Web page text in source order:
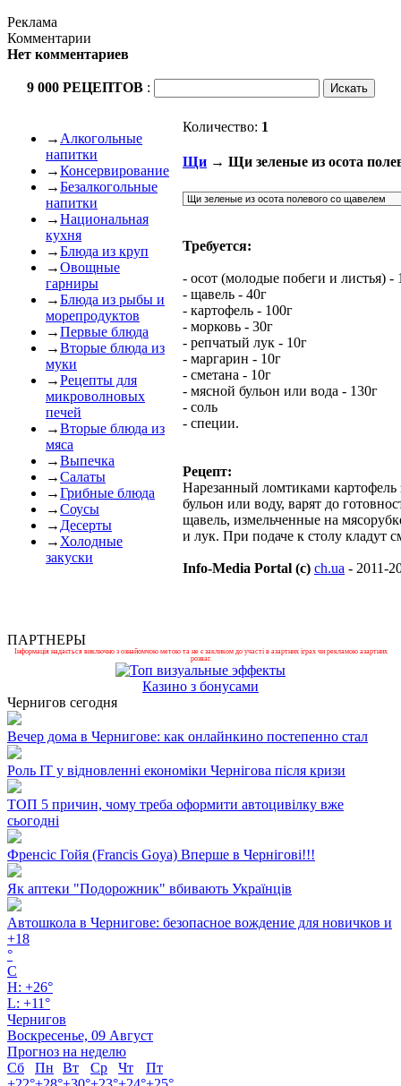
Реклама
Комментарии
Нет комментариев
9 000 РЕЦЕПТОВ :
→ Алкогольные
напитки
→Консервирование
→Безалкогольные
напитки
→Национальная
кухня
→Блюда из круп
→Овощные
гарниры
→Блюда из рыбы и
морепродуктов
→Первые блюда
→Вторые блюда из
муки
→Рецепты для
микроволновых
печей
→Вторые блюда из
мяса
→Выпечка
→Салаты
→Грибные блюда
→Соусы
→ Десерты
→ Холодные
закуски
Количество: 1
Щи → Щи зеленые из осота
Требуется:
- осот (молодые побеги и листья) -
- щавель - 40г
- картофель - 100г
- морковь - 30г
- репчатый лук - 10г
- маргарин - 10г
- сметана - 10г
- мясной бульон или вода - 130г
- соль
- специи.
Рецепт:
Нарезанный ломтиками
бульон или воду, варят до
щавель, измельченные на
и лук. При подаче к столу кладут
Info-Media Portal (c) ch.ua - 2011-
ПАРТНЕРЫ
Інформація надається виключно з ознайомчою метою та не є закликом до участі в азартних іграх чи рекламою азартних
розваг.
Казино з бонусами
Чернигов сегодня
Вечер дома в Чернигове: как онлайнкино постепенно стал
Роль ІТ у відновленні економіки Чернігова після кризи
ТОП 5 причин, чому треба оформити автоцивілку вже
сьогодні
Френсіс Гойя (Francis Goya) Вперше в Чернігові!!!
Як аптеки "Подорожник" вбивають Українців
Автошкола в Чернигове: безопасное вождение для новичков и
+18
°
C
H: +26°
L: +11°
Чернигов
Воскресенье, 09 Август
Прогноз на неделю
Сб
Пн Вт Ср Чт
Пт